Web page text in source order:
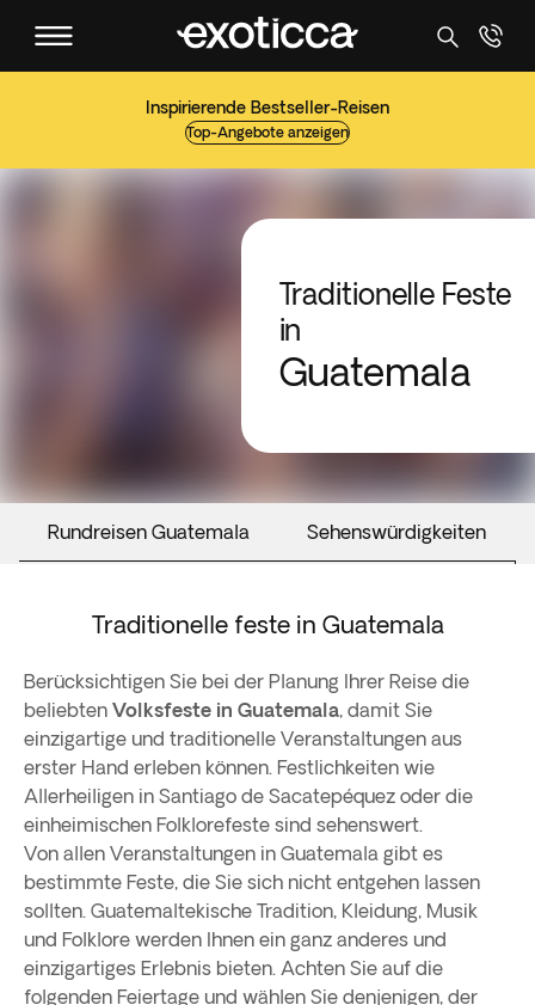
Inspirierende Bestseller-Reisen
Top-Angebote anzeigen
Traditionelle Feste
in
Guatemala
Rundreisen Guatemala Sehenswürdigkeiten
Traditionelle feste in Guatemala
Berücksichtigen Sie bei der Planung Ihrer Reise die
beliebten Volksfeste in Guatemala, damit Sie
einzigartige und traditionelle Veranstaltungen aus
erster Hand erleben können. Festlichkeiten wie
Allerheiligen in Santiago de Sacatepéquez oder die
einheimischen Folklorefeste sind sehenswert.
Von allen Veranstaltungen in Guatemala gibt es
bestimmte Feste, die Sie sich nicht entgehen lassen
sollten. Guatemaltekische Tradition, Kleidung, Musik
und Folklore werden Ihnen ein ganz anderes und
einzigartiges Erlebnis bieten. Achten Sie auf die
folgenden Feiertage und wählen Sie denjenigen, der